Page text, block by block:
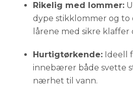
Rikelig med lommer:
dype stikklommer og to
lårene med sikre klaffer
Hurtigtørkende: Ideell
innebærer både svette
nærhet til vann.